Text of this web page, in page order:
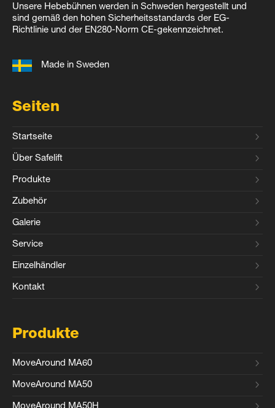
Unsere Hebebühnen werden in Schweden hergestellt und
sind gemäß den hohen Sicherheitsstandards der EG-
Richtlinie und der EN280-Norm CE-gekennzeichnet.
Made in Sweden
Seiten
Startseite
Über Safelift
Produkte
Zubehör
Galerie
Service
Einzelhändler
Kontakt
Produkte
MoveAround MA60
MoveAround MA50